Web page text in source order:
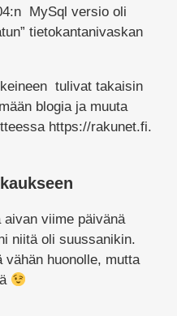
MySql versio oli
tietokantanivaskan
tulivat takaisin
blogia ja muuta
https://rakunet.fi.
viime päivänä
niitä oli suussanikin.
huonolle, mutta